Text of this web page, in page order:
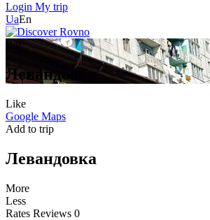
Login My trip
UaEn
Bar
Левандовка
Like
Google Maps
Add to trip
Левандовка
More
Less
Rates Reviews 0